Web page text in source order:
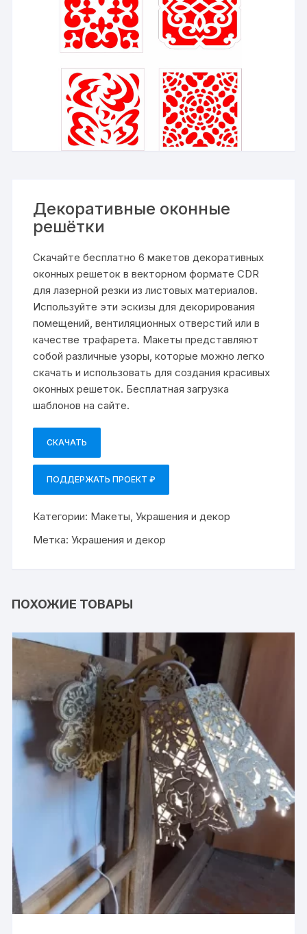
Декоративные оконные
решётки
Скачайте бесплатно 6 макетов декоративных
оконных решеток в векторном формате CDR
для лазерной резки из листовых материалов.
Используйте эти эскизы для декорирования
помещений, вентиляционных отверстий или в
качестве трафарета. Макеты представляют
собой различные узоры, которые можно легко
скачать и использовать для создания красивых
оконных решеток. Бесплатная загрузка
шаблонов на сайте.
СКАЧАТЬ
ПОДДЕРЖАТЬ ПРОЕКТ ₽
Категории: Макеты ,Украшения и декор
Метка:Украшения и декор
ПОХОЖИЕ ТОВАРЫ